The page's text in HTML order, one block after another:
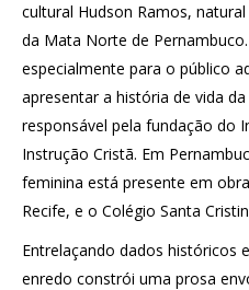
cultural Hudson Ramos,
da Mata Norte de
especialmente para o público
apresentar a história de vida
responsável pela fundação do
Instrução Cristã. Em
feminina está presente em
Recife, e o Colégio Santa
Entrelaçando dados históricos
enredo constrói uma prosa